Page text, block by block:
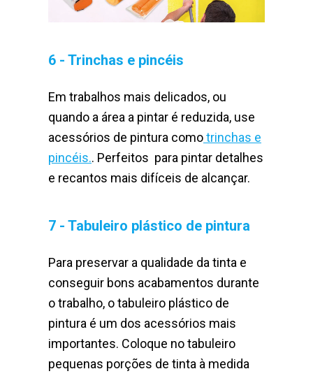
6 - Trinchas e pincéis
Em trabalhos mais delicados, ou
quando a área a pintar é reduzida, use
acessórios de pintura comotrinchas e
pincéis.. Perfeitos para pintar detalhes
e recantos mais difíceis de alcançar.
7 - Tabuleiro plástico de pintura
Para preservar a qualidade da tinta e
conseguir bons acabamentos durante
o trabalho, o tabuleiro plástico de
pintura é um dos acessórios mais
importantes. Coloque no tabuleiro
pequenas porções de tinta à medida